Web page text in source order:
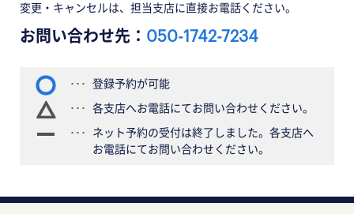
変更・キャンセルは、担当支店に直接お電話ください。
お問い合わせ先： 050-1742-7234
登録予約が可能
各支店へお電話にてお問い合わせください。
ネット予約の受付は終了しました。各支店へ
お電話にてお問い合わせください。